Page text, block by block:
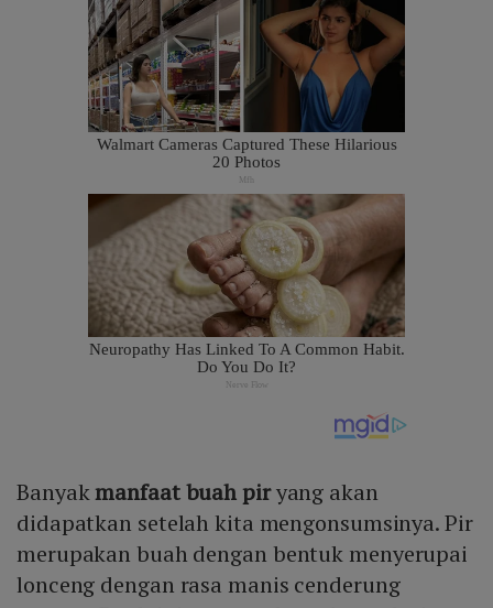
Banyakmanfaat buah piryang akan
didapatkan setelah kita mengonsumsinya. Pir
merupakan buah dengan bentuk menyerupai
lonceng dengan rasa manis cenderung